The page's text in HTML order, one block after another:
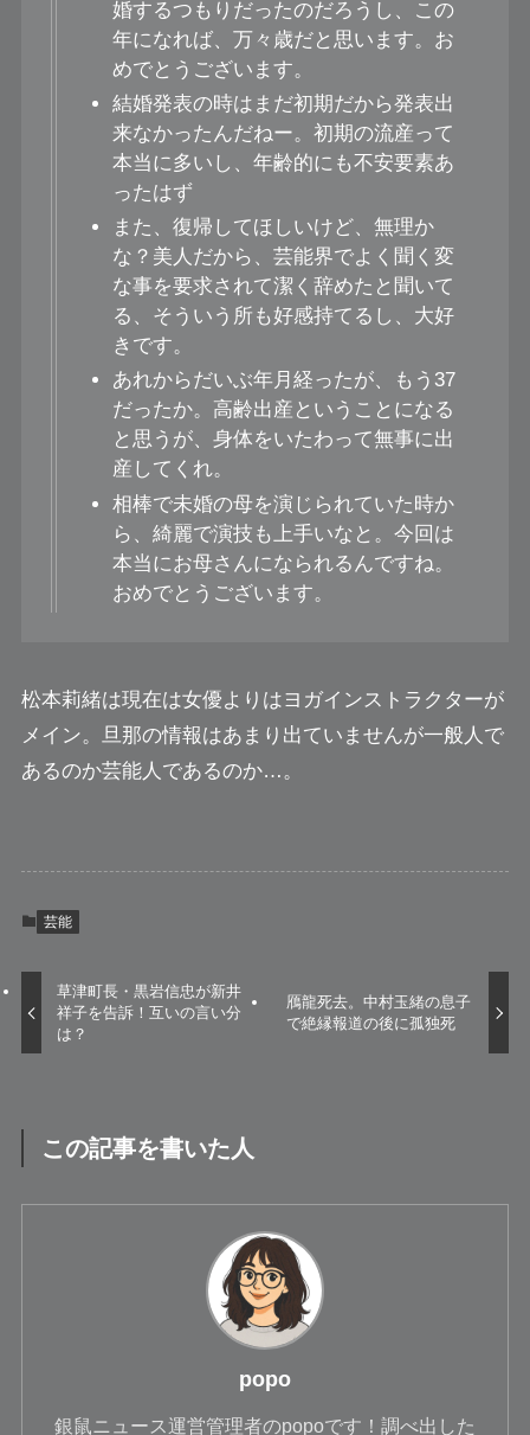
婚するつもりだったのだろうし、この
年になれば、万々歳だと思います。お
めでとうございます。
結婚発表の時はまだ初期だから発表出
来なかったんだねー。初期の流産って
本当に多いし、年齢的にも不安要素あ
ったはず
また、復帰してほしいけど、無理か
な？美人だから、芸能界でよく聞く変
な事を要求されて潔く辞めたと聞いて
る、そういう所も好感持てるし、大好
きです。
あれからだいぶ年月経ったが、もう37
だったか。高齢出産ということになる
と思うが、身体をいたわって無事に出
産してくれ。
相棒で未婚の母を演じられていた時か
ら、綺麗で演技も上手いなと。今回は
本当にお母さんになられるんですね。
おめでとうございます。
松本莉緒は現在は女優よりはヨガインストラクターが
メイン。旦那の情報はあまり出ていませんが一般人で
あるのか芸能人であるのか…。
芸能
草津町長・黒岩信忠が新井
祥子を告訴！互いの言い分
は？
鴈龍死去。中村玉緒の息子
で絶縁報道の後に孤独死
この記事を書いた人
popo
銀鼠ニュース運営管理者のpopoです！調べ出した